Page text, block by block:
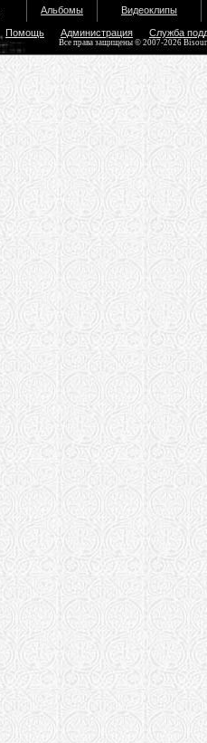
Альбомы Видеоклипы
Помощь Администрация Служба
Все права защищены © 2007-2026